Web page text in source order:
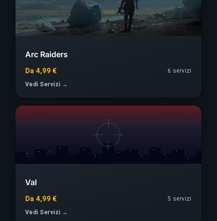
Arc Raiders
Da 4,99 €
6 servizi
Vedi Servizi →
Val
Da 4,99 €
5 servizi
Vedi Servizi →